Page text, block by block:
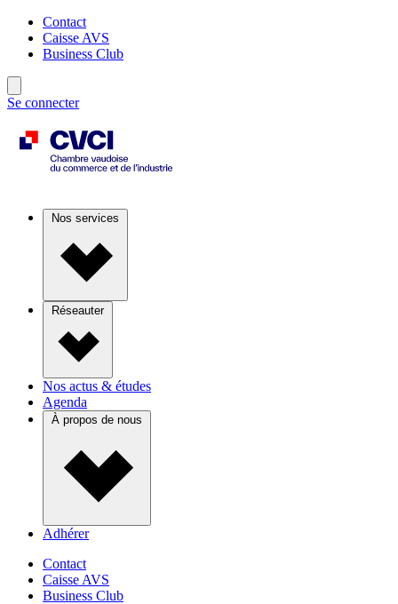
Contact
Caisse AVS
Business Club
Se connecter
Nos services
Réseauter
Nos actus & études
Agenda
À propos de nous
Adhérer
Contact
Caisse AVS
Business Club